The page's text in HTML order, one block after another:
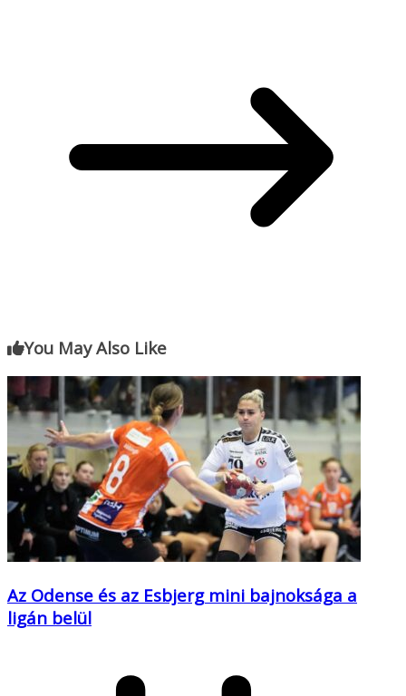
You May Also Like
Az Odense és az Esbjerg mini bajnoksága a
ligán belül